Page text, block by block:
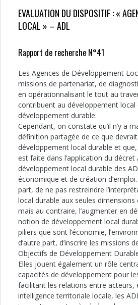
EVALUATION DU DISPOSITIF : «
LOCAL » – ADL
Rapport de recherche N°41
Les Agences de Développement
missions de partenariat, de
en opérationnalisant le tout au
contribuent au développement local
développement durable.
Cependant, on constate qu’il n’y a
définition partagée de ce que
développement local durable et
est faite dans l’application du
développement local durable des
économique et de création
part, de ne pas restreindre
local durable aux seules dimensions
mais au contraire, l’augmenter en
notion de développement local
piliers que sont l’économie,
d’autre part, d’inscrire les missions
Objectifs de Développement
Elles jouent également un rôle
capacités de développement pour
facilitant les relations entre acteurs,
intelligence territoriale locale, les